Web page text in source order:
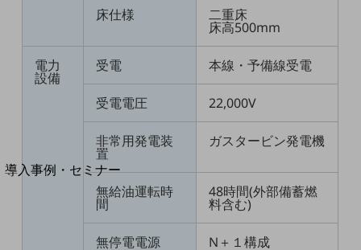
運用保守・故障紛失サポート
回線・ネットワーク
お手続き
別ウィンドウで開きます
サービスをご利用中のお客さま
導入事例・セミナー
最新の導入事例や注目の導入事例をご紹介します
床仕様 二重床
床高500mm
電力
設備
受電 本線・予備線受電
受電電圧 22,000V
非常用発電装
置
ガスタービン発電機
無給油運転時
間
48時間(外部備蓄燃
料含む)
無停電電源 N＋１構成